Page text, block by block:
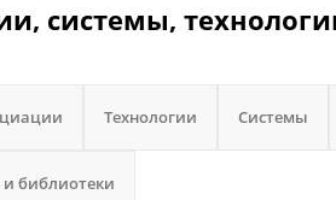
системы,
Технологии Системы
библиотеки